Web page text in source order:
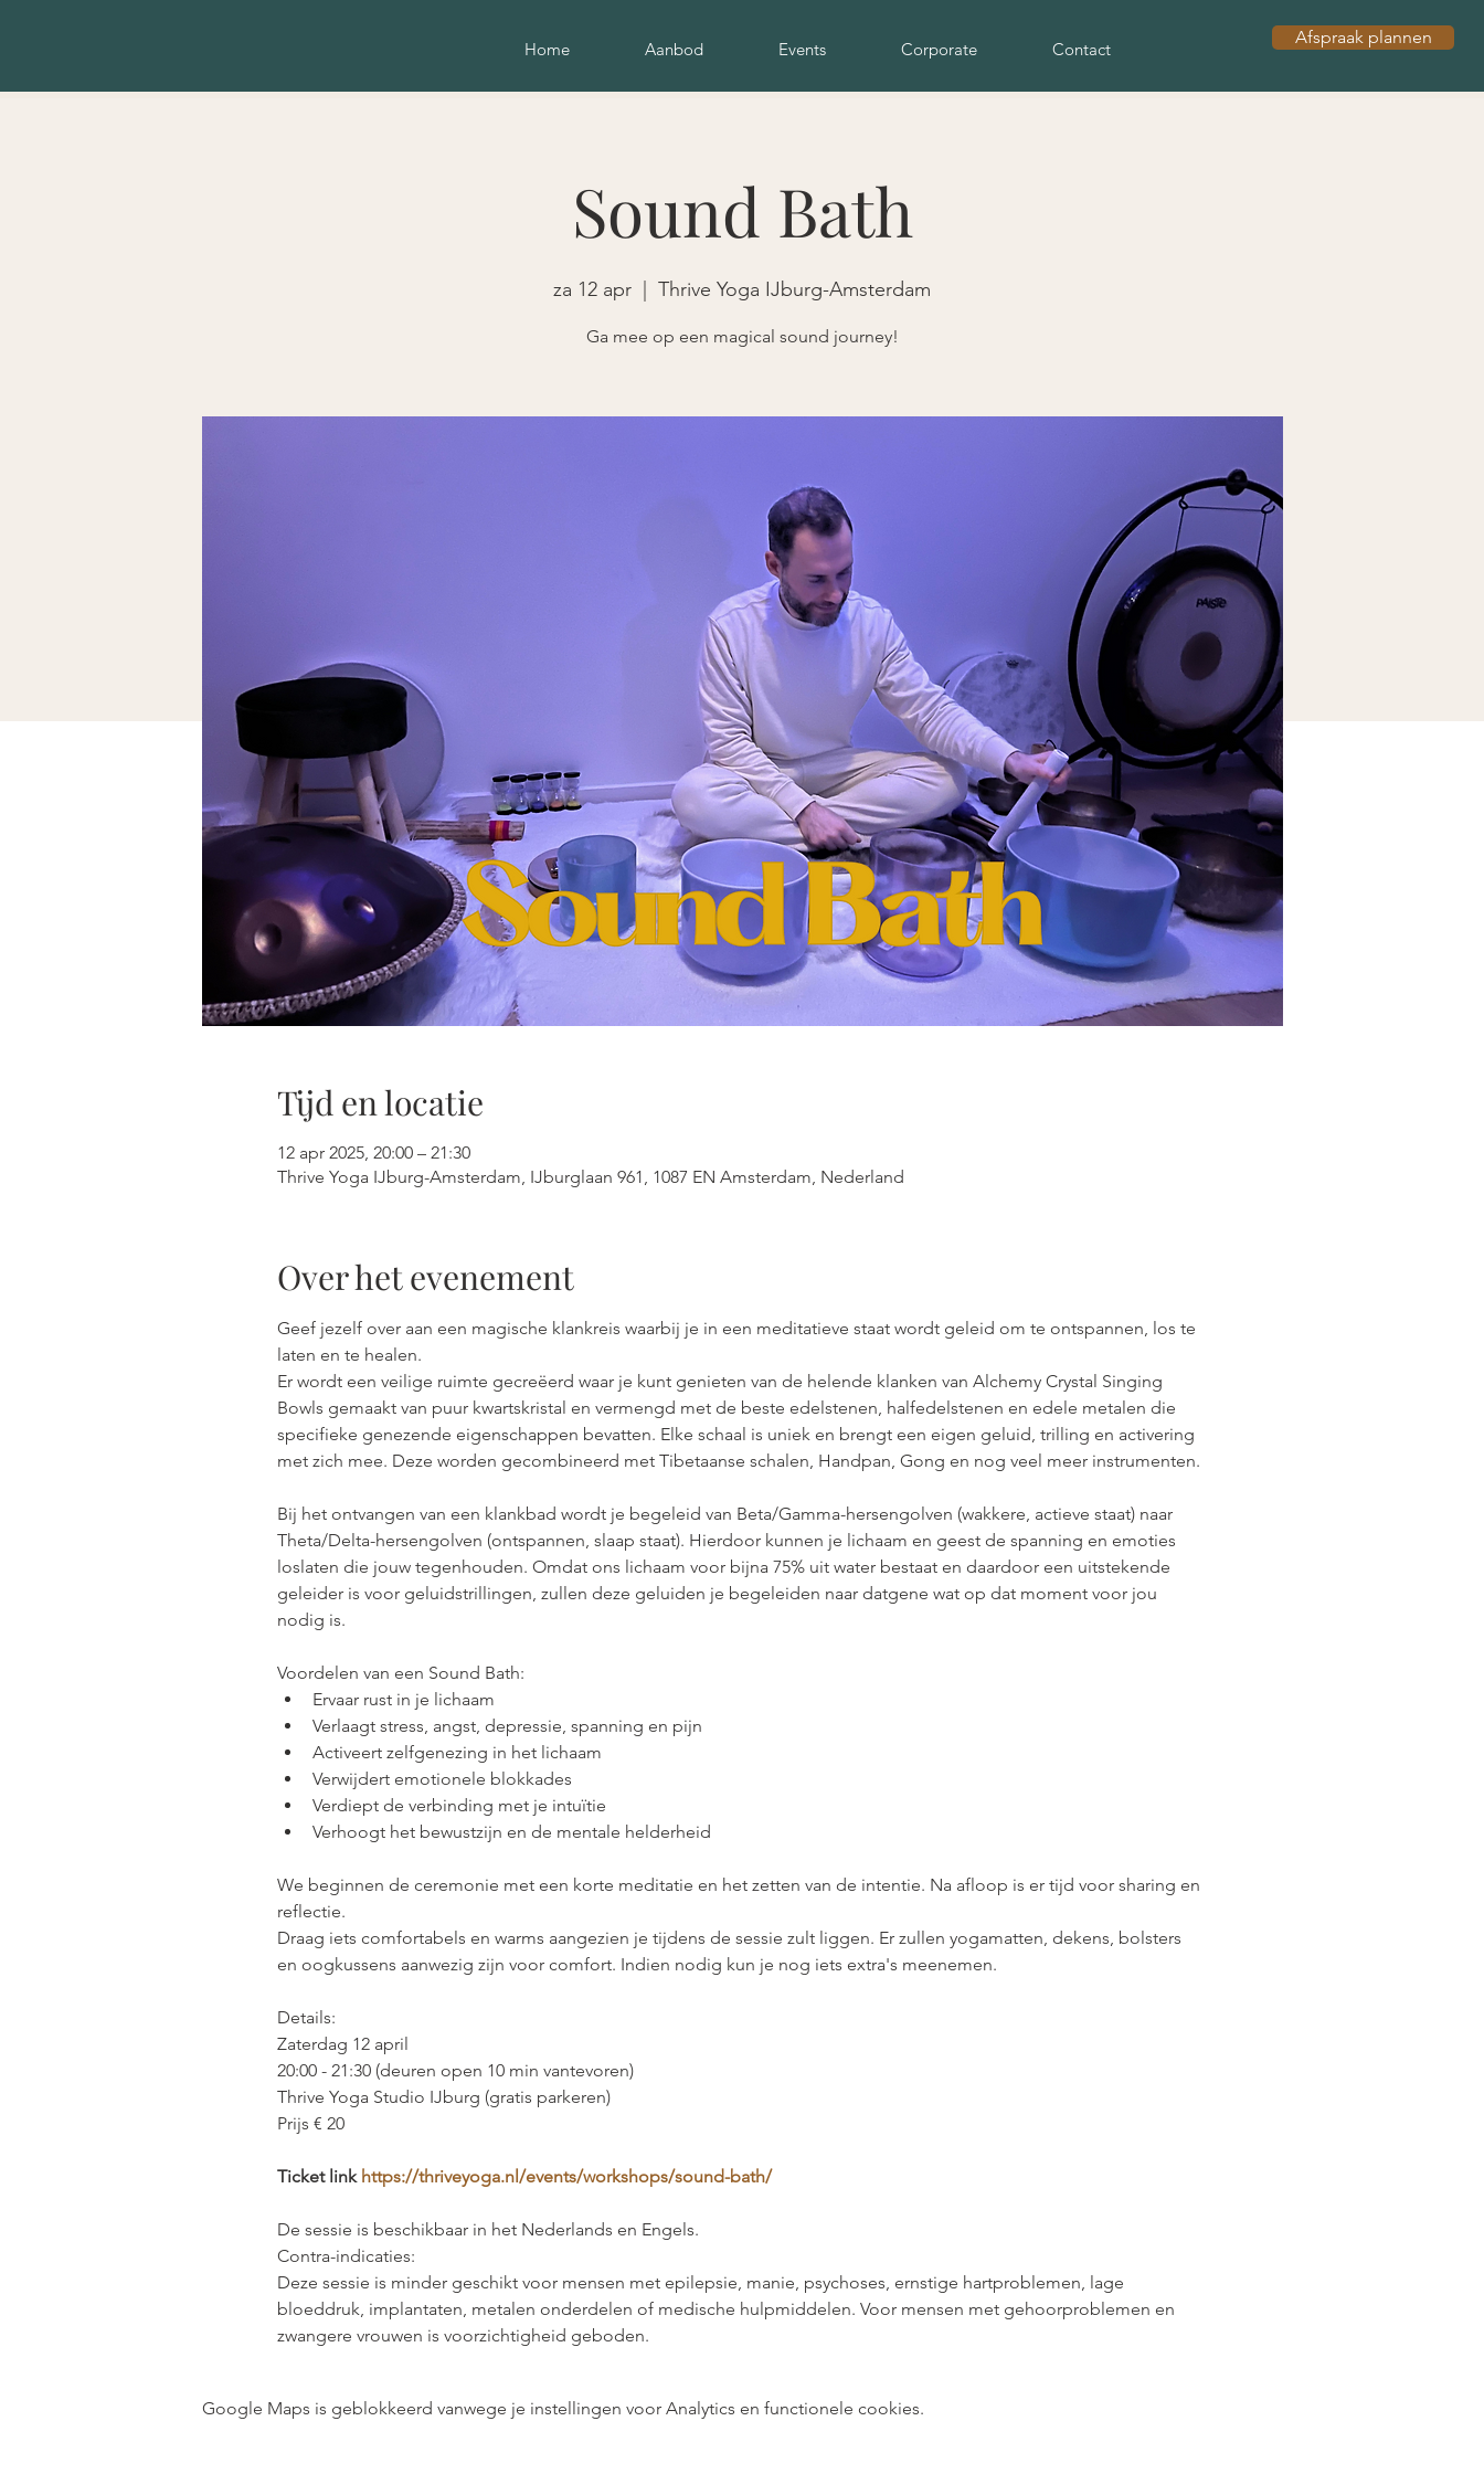
Home Aanbod Events Corporate Contact
Afspraak plannen
Sound Bath
za 12 apr Thrive Yoga IJburg-Amsterdam
Ga mee op een magical sound journey!
Tijd en locatie
12 apr 2025, 20:00 – 21:30
Thrive Yoga IJburg-Amsterdam, IJburglaan 961, 1087 EN Amsterdam, Nederland
Over het evenement
Geef jezelf over aan een magische klankreis waarbij je in een meditatieve staat wordt geleid om te ontspannen, los te
laten en te healen.
Er wordt een veilige ruimte gecreëerd waar je kunt genieten van de helende klanken van Alchemy Crystal Singing
Bowls gemaakt van puur kwartskristal en vermengd met de beste edelstenen, halfedelstenen en edele metalen die
specifieke genezende eigenschappen bevatten. Elke schaal is uniek en brengt een eigen geluid, trilling en activering
met zich mee. Deze worden gecombineerd met Tibetaanse schalen, Handpan, Gong en nog veel meer instrumenten.
Bij het ontvangen van een klankbad wordt je begeleid van Beta/Gamma-hersengolven (wakkere, actieve staat) naar
Theta/Delta-hersengolven (ontspannen, slaap staat). Hierdoor kunnen je lichaam en geest de spanning en emoties
loslaten die jouw tegenhouden. Omdat ons lichaam voor bijna 75% uit water bestaat en daardoor een uitstekende
geleider is voor geluidstrillingen, zullen deze geluiden je begeleiden naar datgene wat op dat moment voor jou
nodig is.
Voordelen van een Sound Bath:
Ervaar rust in je lichaam
Verlaagt stress, angst, depressie, spanning en pijn
Activeert zelfgenezing in het lichaam
Verwijdert emotionele blokkades
Verdiept de verbinding met je intuïtie
Verhoogt het bewustzijn en de mentale helderheid
We beginnen de ceremonie met een korte meditatie en het zetten van de intentie. Na afloop is er tijd voor sharing en
reflectie.
Draag iets comfortabels en warms aangezien je tijdens de sessie zult liggen. Er zullen yogamatten, dekens, bolsters
en oogkussens aanwezig zijn voor comfort. Indien nodig kun je nog iets extra's meenemen.
Details:
Zaterdag 12 april
20:00 - 21:30 (deuren open 10 min vantevoren)
Thrive Yoga Studio IJburg (gratis parkeren)
Prijs € 20
Ticket link https://thriveyoga.nl/events/workshops/sound-bath/
De sessie is beschikbaar in het Nederlands en Engels.
Contra-indicaties:
Deze sessie is minder geschikt voor mensen met epilepsie, manie, psychoses, ernstige hartproblemen, lage
bloeddruk, implantaten, metalen onderdelen of medische hulpmiddelen. Voor mensen met gehoorproblemen en
zwangere vrouwen is voorzichtigheid geboden.
Google Maps is geblokkeerd vanwege je instellingen voor Analytics en functionele cookies.